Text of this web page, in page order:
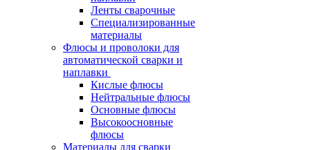
Ленты сварочные
Специализированные
материалы
Флюсы и проволоки для
автоматической сварки и
наплавки
Кислые флюсы
Нейтральные флюсы
Основные флюсы
Высокоосновные
флюсы
Материалы для сварки